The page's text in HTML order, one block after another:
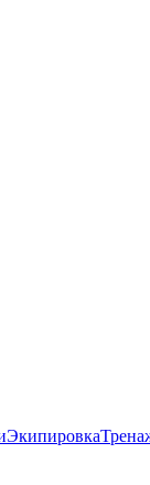
Экипировка